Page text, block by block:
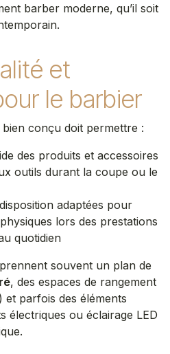
barber moderne, qu’il soit
et
le barbier
conçu doit permettre :
des produits et accessoires
outils durant la coupe ou le
adaptées pour
lors des prestations
quotidien
souvent un plan de
, des espaces de rangement
et parfois des éléments
électriques ou éclairage LED